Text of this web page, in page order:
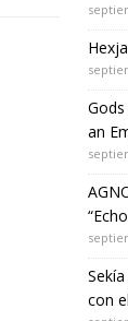
an
con